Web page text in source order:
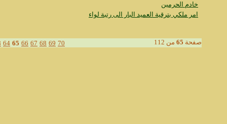
خادم الحرمين
امر ملكي بترقية العميد البار الى رتبة لواء
صفحة 65 من 112 64 65 66 67 68 69 70